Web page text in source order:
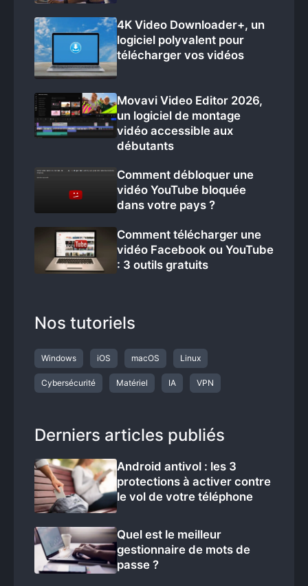
4K Video Downloader+, un
logiciel polyvalent pour
télécharger vos vidéos
Movavi Video Editor 2026,
un logiciel de montage
vidéo accessible aux
débutants
Comment débloquer une
vidéo YouTube bloquée
dans votre pays ?
Comment télécharger une
vidéo Facebook ou YouTube
: 3 outils gratuits
Nos tutoriels
Windows iOS macOS Linux
Cybersécurité Matériel IA VPN
Derniers articles publiés
Android antivol : les 3
protections à activer contre
le vol de votre téléphone
Quel est le meilleur
gestionnaire de mots de
passe ?